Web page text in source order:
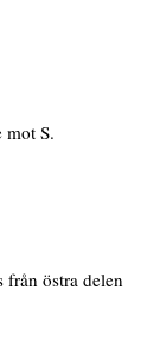
mot S.
östra delen